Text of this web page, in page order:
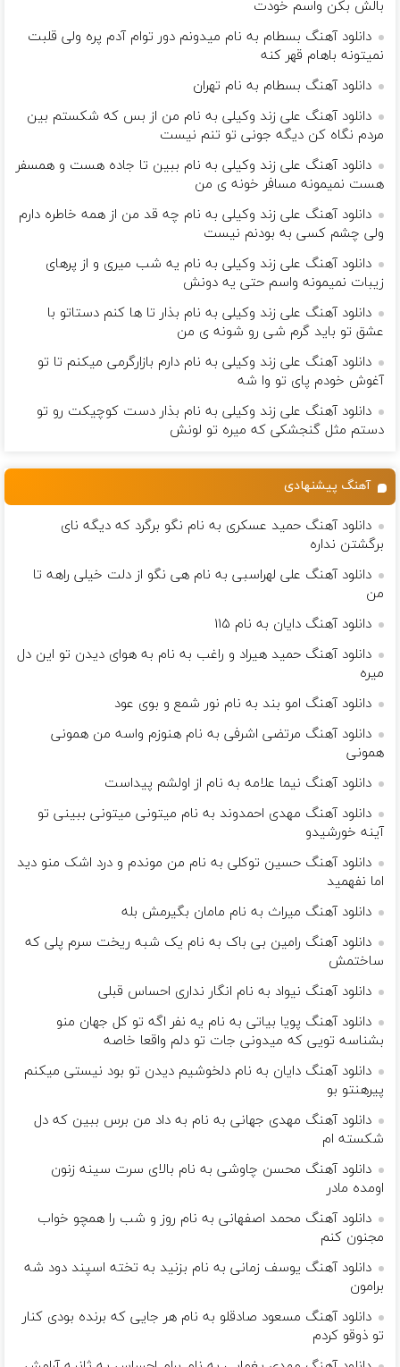
بالش بکن واسم خودت
دانلود آهنگ بسطام به نام میدونم دور توام آدم پره ولی قلبت
نمیتونه باهام قهر کنه
دانلود آهنگ بسطام به نام تهران
دانلود آهنگ علی زند وکیلی به نام من از بس كه شكستم بین
مردم نگاه كن دیگه جونى تو تنم نیست
دانلود آهنگ علی زند وکیلی به نام ببین تا جاده هست و همسفر
هست نمیمونه مسافر خونه ی من
دانلود آهنگ علی زند وکیلی به نام چه قد من از همه خاطره دارم
ولی چشم كسی به بودنم نیست
دانلود آهنگ علی زند وکیلی به نام یه شب میرى و از پرهای
زيبات نمیمونه واسم حتی یه دونش
دانلود آهنگ علی زند وکیلی به نام بذار تا ها كنم دستاتو با
عشق تو باید گرم شی رو شونه ى من
دانلود آهنگ علی زند وکیلی به نام دارم بازارگرمی میكنم تا تو
آغوش خودم پای تو وا شه
دانلود آهنگ علی زند وکیلی به نام بذار دست كوچیكت رو تو
دستم مثل گنجشكی كه میره تو لونش
آهنگ پیشنهادی
دانلود آهنگ حمید عسکری به نام نگو برگرد که دیگه نای
برگشتن نداره
دانلود آهنگ علی لهراسبی به نام هی نگو از دلت خیلی راهه تا
من
دانلود آهنگ دایان به نام ۱۱۵
دانلود آهنگ حمید هیراد و راغب به نام به هوای دیدن تو این دل
میره
دانلود آهنگ امو بند به نام نور شمع و بوی عود
دانلود آهنگ مرتضی اشرفی به نام هنوزم واسه من همونی
همونی
دانلود آهنگ نیما علامه به نام از اولشم پیداست
دانلود آهنگ مهدی احمدوند به نام میتونی میتونی ببینی تو
آینه خورشیدو
دانلود آهنگ حسین توکلی به نام من موندم و درد اشک منو دید
اما نفهمید
دانلود آهنگ میراث به نام مامان بگیرمش بله
دانلود آهنگ رامین بی باک به نام یک شبه ریخت سرم پلی که
ساختمش
دانلود آهنگ نیواد به نام اﻧﮕﺎر ﻧﺪاری اﺣﺴﺎس ﻗﺒﻠﻰ
دانلود آهنگ پویا بیاتی به نام یه نفر اگه تو کل جهان منو
بشناسه تویی که میدونی جات تو دلم واقعا خاصه
دانلود آهنگ دایان به نام دلخوشیم دیدن تو بود نیستی میکنم
پیرهنتو بو
دانلود آهنگ مهدی جهانی به نام به داد من برس ببین که دل
شکسته ام
دانلود آهنگ محسن چاوشی به نام بالای سرت سینه زنون
اومده مادر
دانلود آهنگ محمد اصفهانی به نام روز و شب را همچو خواب
مجنون کنم
دانلود آهنگ یوسف زمانی به نام بزنید به تخته اسپند دود شه
برامون
دانلود آهنگ مسعود صادقلو به نام هر جایی که برنده بودی کنار
تو ذوقو کردم